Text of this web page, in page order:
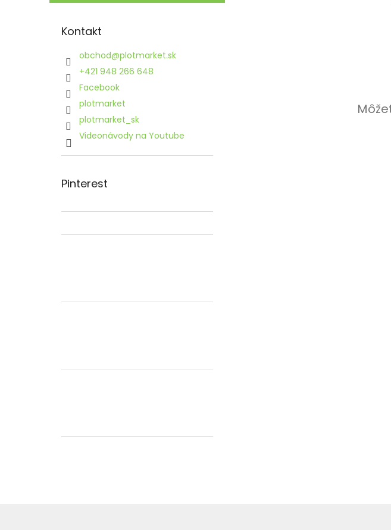
Kontakt
obchod@plotmarket.sk
+421 948 266 648
Facebook
plotmarket
plotmarket_sk
Videonávody na Youtube
Pinterest